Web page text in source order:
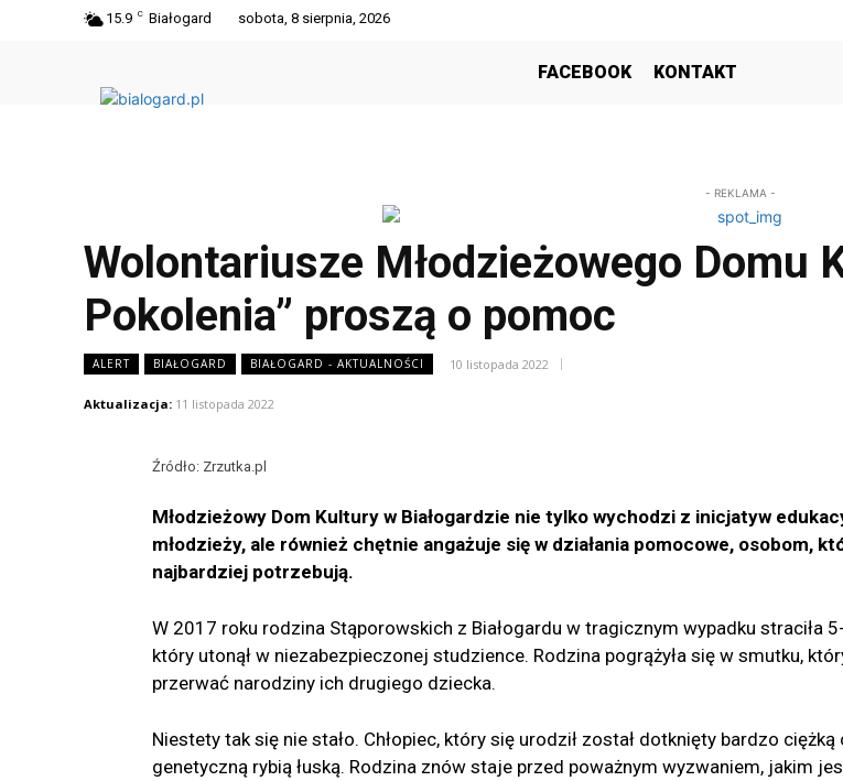
15.9 C Białogard sobota, 8 sierpnia, 2026
FACEBOOK KONTAKT
- REKLAMA -
Wolontariusze Młodzieżowego Domu
Pokolenia” proszą o pomoc
ALERT BIAŁOGARD BIAŁOGARD - AKTUALNOŚCI 10 listopada 2022
Aktualizacja: 11 listopada 2022
Źródło: Zrzutka.pl
Młodzieżowy Dom Kultury w Białogardzie nie tylko wychodzi z inicjatyw
młodzieży, ale również chętnie angażuje się w działania pomocowe, osobom,
najbardziej potrzebują.
W 2017 roku rodzina Stąporowskich z Białogardu w tragicznym wypadku straciła
który utonął w niezabezpieczonej studzience. Rodzina pogrążyła się w smutku,
przerwać narodziny ich drugiego dziecka.
Niestety tak się nie stało. Chłopiec, który się urodził został dotknięty bardzo ciężką
genetyczną rybią łuską. Rodzina znów staje przed poważnym wyzwaniem, jakim